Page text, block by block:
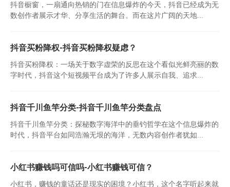
抖音橱窗，一扇通向热销的门在信息爆炸的今天，抖音已经成为无
数创作者展示才华、分享生活的舞台。而在这片广阔的天地...
抖音买粉降权-抖音买粉降权疑虑？
抖音买粉降权：一场关于数字虚荣的反思在这个看似光鲜亮丽的数
字时代，抖音这个短视频平台成为了许多人展示自我、追求...
抖音千川鱼竿分类-抖音千川鱼竿分类盘点
抖音千川鱼竿分类：探秘数字海洋中的垂钓哲学在这个信息爆炸的
时代，抖音平台如同浩瀚无垠的海洋，无数内容创作者犹如...
小红书赚钱吗可信吗-小红书赚钱可信？
小红书，赚钱的童话还是现实的困境？小红书，这个名字听起来就